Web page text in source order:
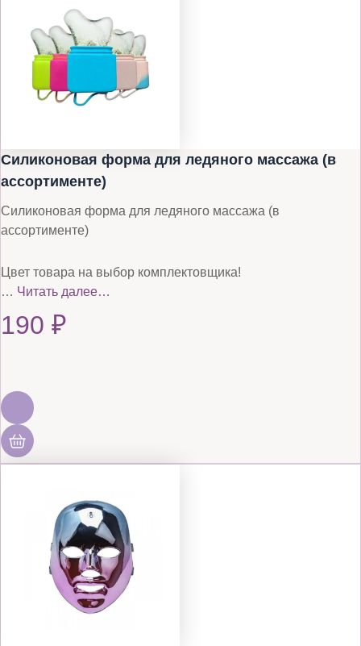
Силиконовая форма для ледяного массажа (в
ассортименте)
Силиконовая форма для ледяного массажа (в
ассортименте)
Цвет товара на выбор комплектовщика!
… Читать далее…
190 ₽